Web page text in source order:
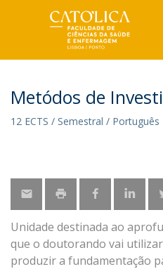
Metódos de
12 ECTS / Semestral / Português
Unidade destinada ao
que o doutorando vai
produzir a fundamentação